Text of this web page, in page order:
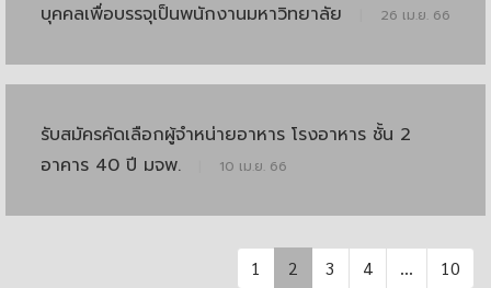
บุคคลเพื่อบรรจุเป็นพนักงานมหาวิทยาลัย
26 เม.ย. 66
รับสมัครคัดเลือกผู้จำหน่ายอาหาร โรงอาหาร ชั้น 2
อาคาร 40 ปี มจพ.
10 เม.ย. 66
1 2 3 4 ... 10